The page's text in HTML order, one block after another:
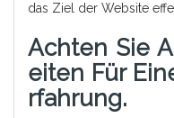
das Ziel der Website
Achten Sie
Eiten Für
Rfahrung.